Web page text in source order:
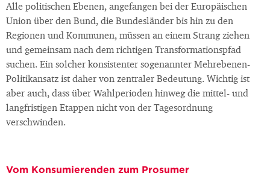
Alle politischen Ebenen, angefangen bei der Europäischen
Union über den Bund, die Bundesländer bis hin zu den
Regionen und Kommunen, müssen an einem Strang ziehen
und gemeinsam nach dem richtigen Transformationspfad
suchen. Ein solcher konsistenter sogenannter Mehrebenen-
Politikansatz ist daher von zentraler Bedeutung. Wichtig ist
aber auch, dass über Wahlperioden hinweg die mittel- und
langfristigen Etappen nicht von der Tagesordnung
verschwinden.
Vom Konsumierenden zum Prosumer